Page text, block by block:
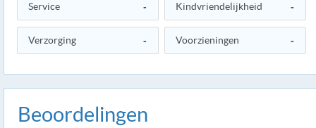
Service - Kindvriendelijkheid -
Verzorging - Voorzieningen -
Beoordelingen